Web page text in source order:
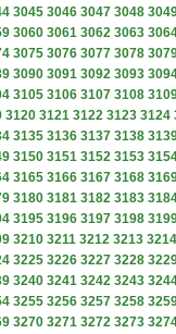
3045 3046 3047 3048
3060 3061 3062 3063
3075 3076 3077 3078
3090 3091 3092 3093
3105 3106 3107 3108
3120 3121 3122 3123 3124
3135 3136 3137 3138
3150 3151 3152 3153
3165 3166 3167 3168
3180 3181 3182 3183
3195 3196 3197 3198
3210 3211 3212 3213 3214
3225 3226 3227 3228
3240 3241 3242 3243
3255 3256 3257 3258
3270 3271 3272 3273